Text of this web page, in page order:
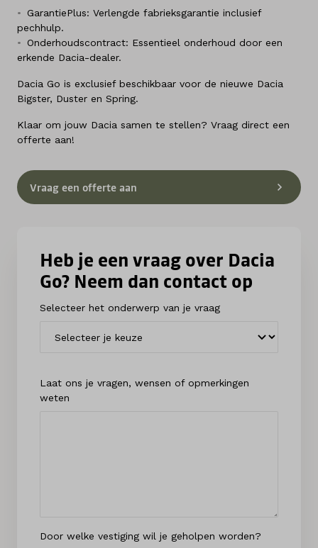
GarantiePlus: Verlengde fabrieksgarantie inclusief
pechhulp.
Onderhoudscontract: Essentieel onderhoud door een
erkende Dacia-dealer.
Dacia Go is exclusief beschikbaar voor de nieuwe Dacia
Bigster, Duster en Spring.
Klaar om jouw Dacia samen te stellen? Vraag direct een
offerte aan!
Vraag een offerte aan
Heb je een vraag over Dacia
Go? Neem dan contact op
Selecteer het onderwerp van je vraag
Laat ons je vragen, wensen of opmerkingen
weten
Door welke vestiging wil je geholpen worden?